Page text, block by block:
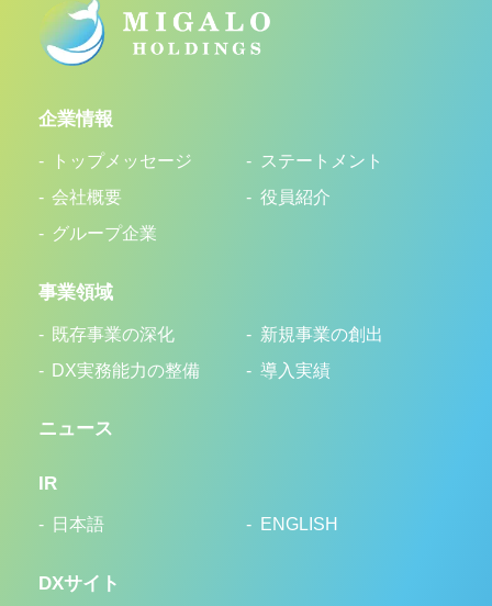
企業情報
トップメッセージ
ステートメント
会社概要
役員紹介
グループ企業
事業領域
既存事業の深化
新規事業の創出
DX実務能力の整備
導入実績
ニュース
IR
日本語 ENGLISH
DXサイト